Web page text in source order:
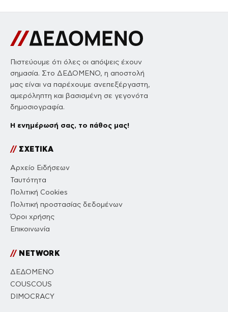
Πιστεύουμε ότι όλες οι απόψεις έχουν
σημασία. Στο ΔΕΔΟΜΕΝΟ, η αποστολή
μας είναι να παρέχουμε ανεπεξέργαστη,
αμερόληπτη και βασισμένη σε γεγονότα
δημοσιογραφία.
Η ενημέρωσή σας, το πάθος μας!
//ΣΧΕΤΙΚΑ
Αρχείο Ειδήσεων
Ταυτότητα
Πολιτική Cookies
Πολιτική προστασίας δεδομένων
Όροι χρήσης
Επικοινωνία
//NETWORK
ΔΕΔΟΜΕΝΟ
COUSCOUS
DIMOCRACY